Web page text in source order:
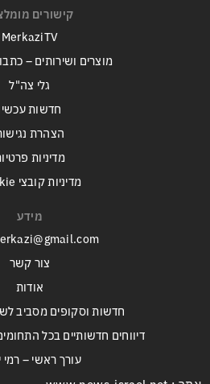
קישורים
MerkaziTV
מוצרים ושירותים –
גלי צה"ל
חדשות
הצהרת
מדיניות
מדיניות קובצי Cookie
מידע
צור קשר
אודות
חדשות וסקופים מסביב לשעון
דיווחים חדשותיים בכל
עורך ראשי – רמי